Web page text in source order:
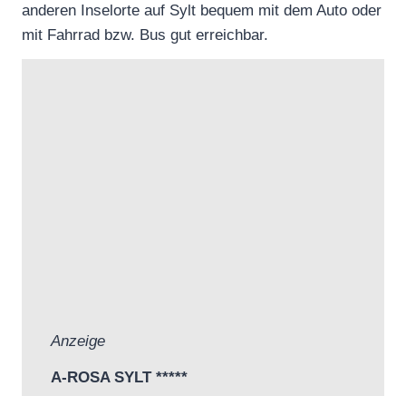
anderen Inselorte auf Sylt bequem mit dem Auto oder
mit Fahrrad bzw. Bus gut erreichbar.
Anzeige
A-ROSA SYLT *****